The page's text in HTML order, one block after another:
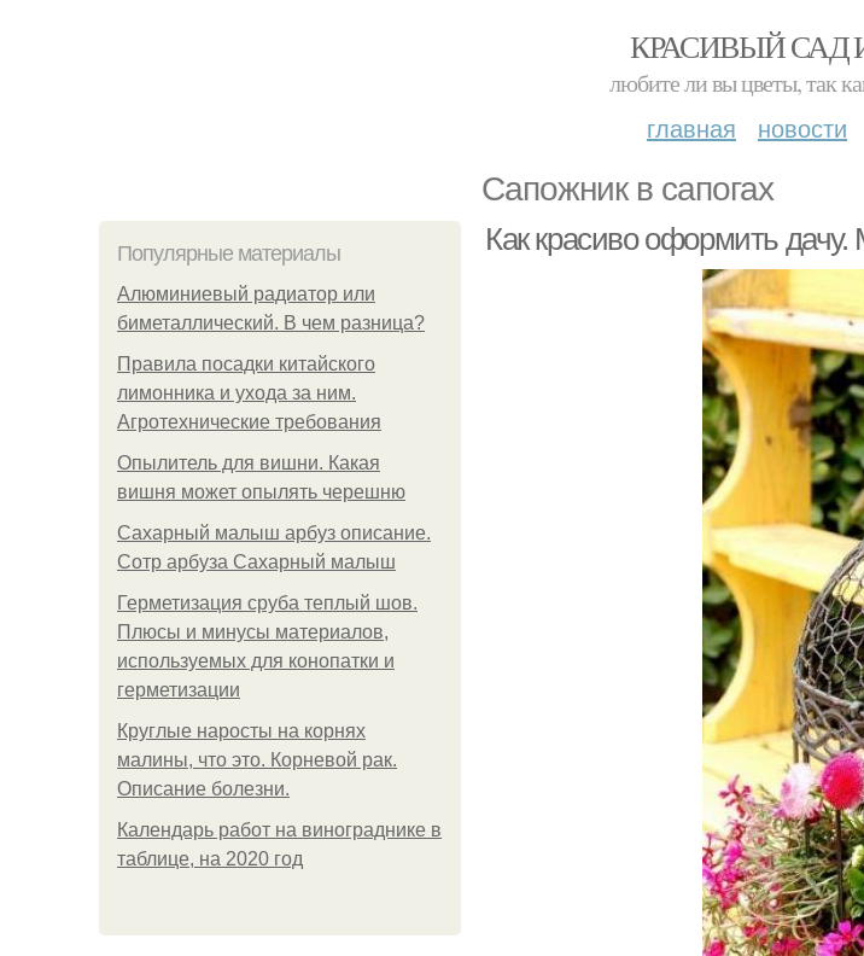
КРАСИВЫЙ САД
любите ли вы цветы, так
главная новости
Сапожник в сапогах
Популярные материалы
Алюминиевый радиатор или
биметаллический. В чем разница?
Правила посадки китайского
лимонника и ухода за ним.
Агротехнические требования
Опылитель для вишни. Какая
вишня может опылять черешню
Сахарный малыш арбуз описание.
Сотр арбуза Сахарный малыш
Герметизация сруба теплый шов.
Плюсы и минусы материалов,
используемых для конопатки и
герметизации
Круглые наросты на корнях
малины, что это. Корневой рак.
Описание болезни.
Календарь работ на винограднике в
таблице, на 2020 год
Как красиво оформить